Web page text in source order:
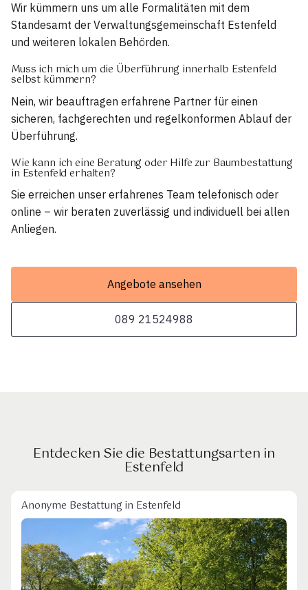
Wir kümmern uns um alle Formalitäten mit dem
Standesamt der Verwaltungsgemeinschaft Estenfeld
und weiteren lokalen Behörden.
Muss ich mich um die Überführung innerhalb Estenfeld
selbst kümmern?
Nein, wir beauftragen erfahrene Partner für einen
sicheren, fachgerechten und regelkonformen Ablauf der
Überführung.
Wie kann ich eine Beratung oder Hilfe zur Baumbestattung
in Estenfeld erhalten?
Sie erreichen unser erfahrenes Team telefonisch oder
online – wir beraten zuverlässig und individuell bei allen
Anliegen.
Angebote ansehen
089 21524988
Entdecken Sie die Bestattungsarten in
Estenfeld
Anonyme Bestattung in Estenfeld